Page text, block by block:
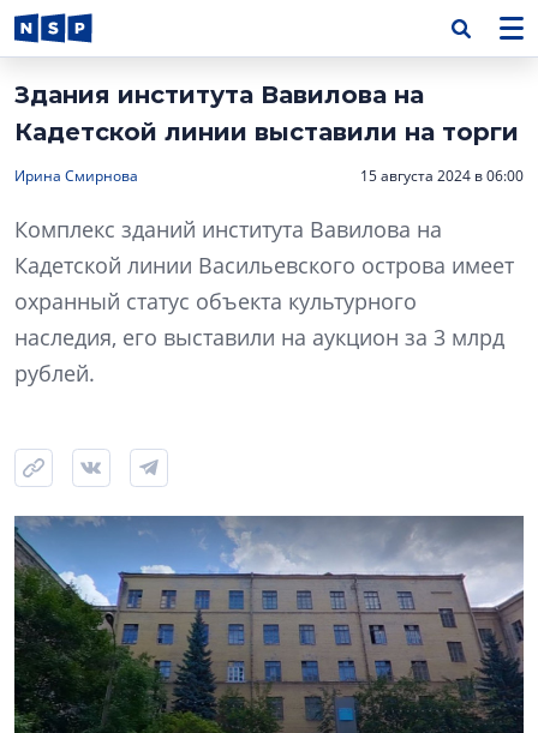
Здания института Вавилова на
Кадетской линии выставили на торги
Ирина Смирнова 15 августа 2024 в 06:00
Комплекс зданий института Вавилова на
Кадетской линии Васильевского острова имеет
охранный статус объекта культурного
наследия, его выставили на аукцион за 3 млрд
рублей.